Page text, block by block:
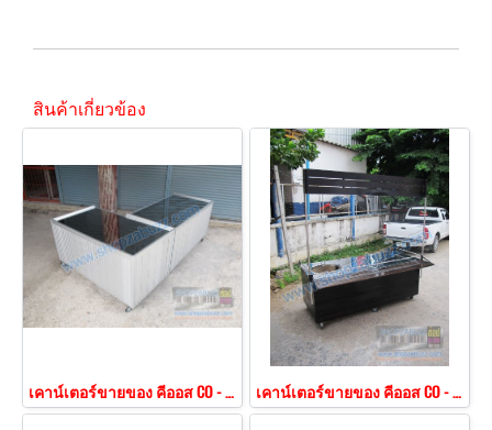
สินค้าเกี่ยวข้อง
เคาน์เตอร์ขายของ คีออส CO - 151 เคาน์เตอร์ขายของ คีออส CO - 152